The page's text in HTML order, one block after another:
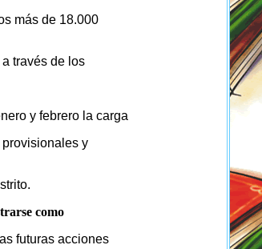
más de 18.000
través de los
y febrero la carga
y
como
futuras acciones